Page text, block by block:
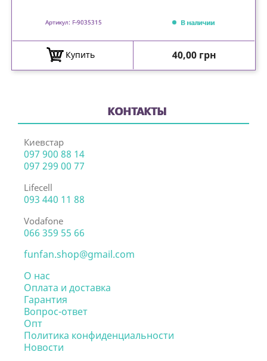
Артикул: F-9035315 В наличии
Купить Цена
40,00 грн
КОНТАКТЫ
Киевстар
097 900 88 14
097 299 00 77
Lifecell
093 440 11 88
Vodafone
066 359 55 66
funfan.shop@gmail.com
О нас
Оплата и доставка
Гарантия
Вопрос-ответ
Опт
Политика конфиденциальности
Новости